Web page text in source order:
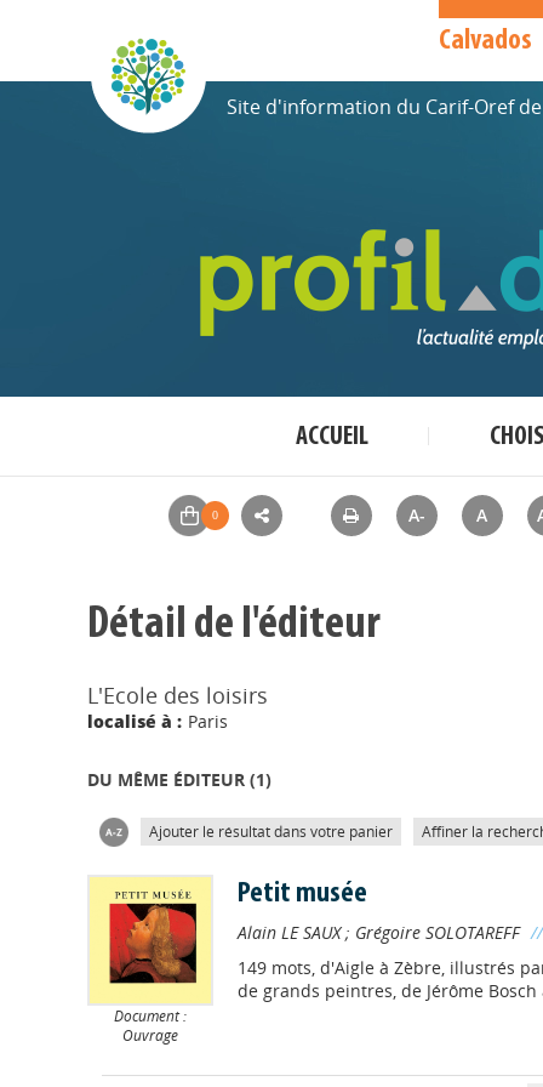
Calvados
Site d'information du Carif-Oref
ACCUEIL
A- A
Détail de l'éditeur
L'Ecole des loisirs
localisé à : Paris
DU MÊME ÉDITEUR (1)
Ajouter le résultat dans votre panier Affiner la
Document :
Ouvrage
Petit musée
Alain LE SAUX; Grégoire SOLOTAREFF
149 mots, d'Aigle à Zèbre, illustrés
de grands peintres, de Jérôme Bosch